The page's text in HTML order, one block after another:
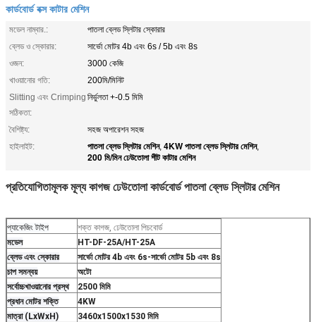
কার্ডবোর্ড বক্স কাটার মেশিন
মডেল নাম্বার.:
পাতলা ব্লেড স্লিটার স্কোরার
ব্লেড ও স্কোরার:
সার্ভো মোটর 4b এবং 6s / 5b এবং 8s
ওজন:
3000 কেজি
খাওয়ানোর গতি:
200মি/মিনিট
Slitting এবং Crimping
সঠিকতা:
নির্ভুলতা +-0.5 মিমি
বৈশিষ্ট্য:
সহজ অপারেশন সহজ
হাইলাইট:
পাতলা ব্লেড স্লিটার মেশিন, 4KW পাতলা ব্লেড স্লিটার মেশিন,
200 মি/মিন ঢেউতোলা শীট কাটার মেশিন
প্রতিযোগিতামূলক মূল্য কাগজ ঢেউতোলা কার্ডবোর্ড পাতলা ব্লেড স্লিটার মেশিন
প্যাকেজিং টাইপ
শক্ত কাগজ, ঢেউতোলা পিচবোর্ড
মডেল
HT-DF-25A/HT-25A
ব্লেড এবং স্কোরার
সার্ভো মোটর 4b এবং 6s-সার্ভো মোটর 5b এবং 8s
চাপ সমন্বয়
অটো
সর্বোচ্চখাওয়ানোর প্রস্থ
2500 মিমি
প্রধান মোটর শক্তি
4KW
মাত্রা (LxWxH)
3460x1500x1530 মিমি